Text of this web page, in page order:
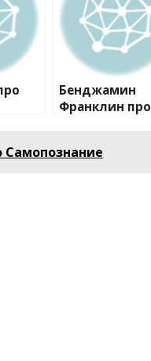
Бенджамин
Франклин про
Самопознание